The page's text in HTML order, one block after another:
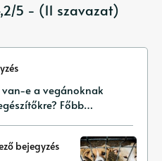
5 - (11 szavazat)
van-e a vegánoknak
Főbb
bejegyzés